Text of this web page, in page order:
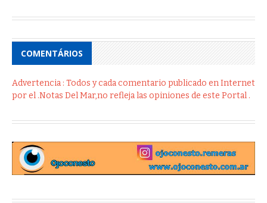
COMENTÁRIOS
Advertencia : Todos y cada comentario publicado en Internet
por el .Notas Del Mar,no refleja las opiniones de este Portal .